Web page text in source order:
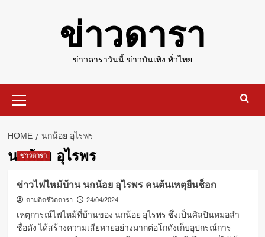
ข่าวดารา
ข่าวดาราวันนี้ ข่าวบันเทิง ทั่วไทย
Menu
HOME นกน้อย อุไรพร
นกน้อย อุไรพร
ข่าวดารา
ข่าวไฟไหม้บ้าน นกน้อย อุไรพร คนต้นเหตุยืนช็อก
ตามติดชีวิตดารา 24/04/2024
เหตุการณ์ไฟไหม้ที่บ้านของ นกน้อย อุไรพร ซึ่งเป็นศิลปินหมอลำ
ชื่อดัง ได้สร้างความเสียหายอย่างมากต่อโกดังเก็บอุปกรณ์การ